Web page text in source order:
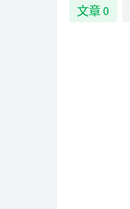
文章0